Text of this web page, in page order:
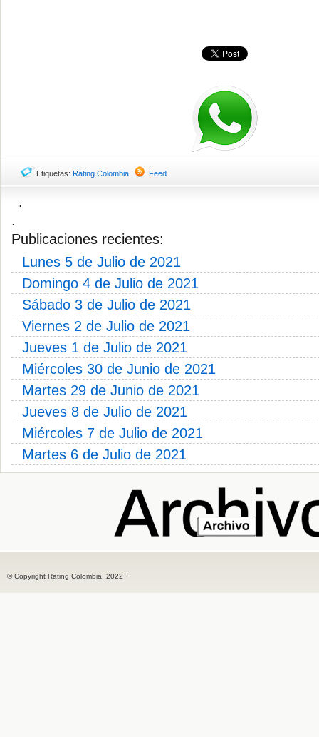
Etiquetas: Rating Colombia Feed
.
.
Publicaciones recientes:
Lunes 5 de Julio de 2021
Domingo 4 de Julio de 2021
Sábado 3 de Julio de 2021
Viernes 2 de Julio de 2021
Jueves 1 de Julio de 2021
Miércoles 30 de Junio de 2021
Martes 29 de Junio de 2021
Jueves 8 de Julio de 2021
Miércoles 7 de Julio de 2021
Martes 6 de Julio de 2021
© Copyright Rating Colombia, 2022 ·